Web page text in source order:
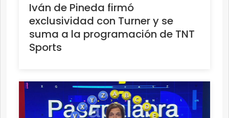
Iván de Pineda firmó
exclusividad con Turner y se
suma a la programación de TNT
Sports